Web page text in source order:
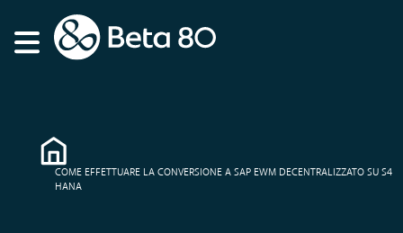
COME EFFETTUARE LA CONVERSIONE A SAP EWM DECENTRALIZZATO SU S4
HANA